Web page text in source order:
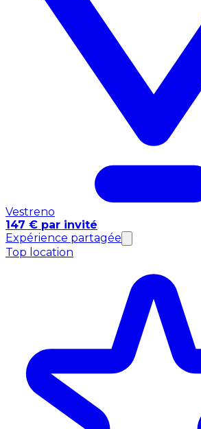
Vestreno
147 € par invité
Expérience partagée
Top location